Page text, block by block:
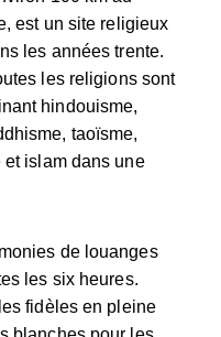
est un site religieux
les années trente.
les religions sont
hindouisme,
taoïsme,
islam dans une
de louanges
les six heures.
fidèles en pleine